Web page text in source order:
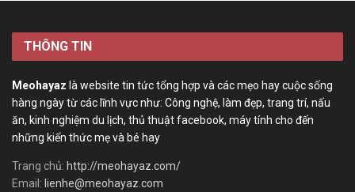
THÔNG TIN
Meohayaz là website tin tức tổng hợp và các mẹo hay cuộc sống
hàng ngày từ các lĩnh vực như: Công nghệ, làm đẹp, trang trí, nấu
ăn, kinh nghiệm du lịch, thủ thuật facebook, máy tính cho đến
những kiến thức mẹ và bé hay
Trang chủ: http://meohayaz.com/
Email: lienhe@meohayaz.com